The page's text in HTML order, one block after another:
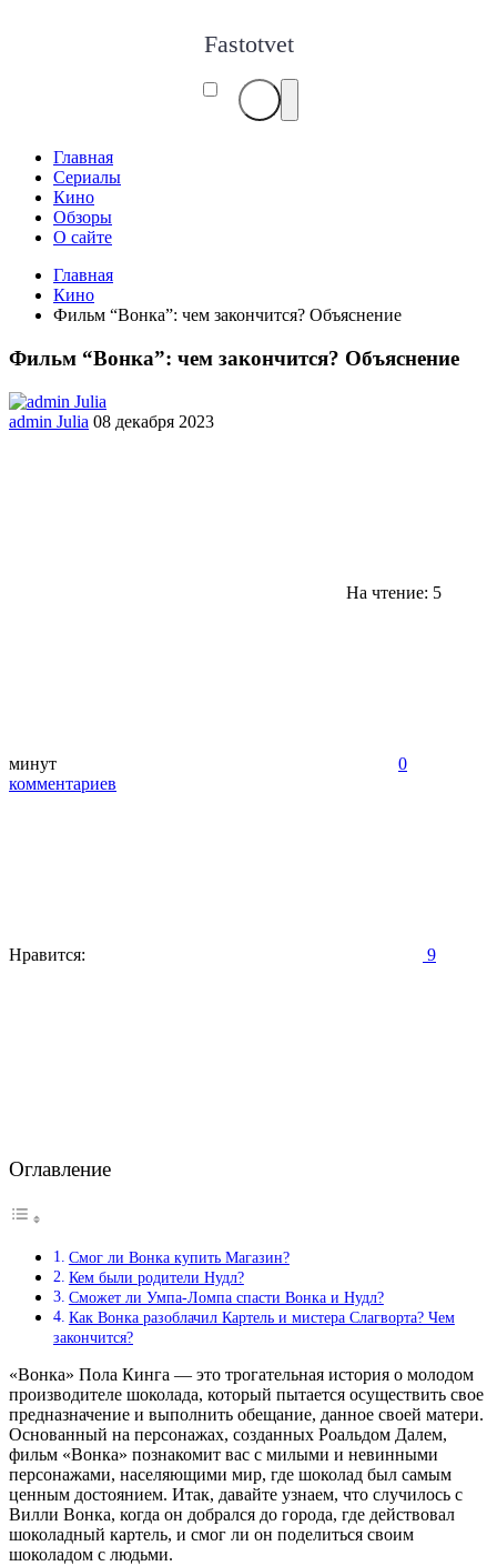
Fastotvet
Главная
Сериалы
Кино
Обзоры
О сайте
Главная
Кино
Фильм “Вонка”: чем закончится? Объяснение
Фильм “Вонка”: чем закончится? Объяснение
admin Julia 08 декабря 2023
На чтение: 5
минут
0
комментариев
Нравится: 9
Оглавление
Смог ли Вонка купить Магазин?
Кем были родители Нудл?
Сможет ли Умпа-Ломпа спасти Вонка и Нудл?
Как Вонка разоблачил Картель и мистера Слагворта? Чем
закончится?
«Вонка» Пола Кинга — это трогательная история о молодом
производителе шоколада, который пытается осуществить свое
предназначение и выполнить обещание, данное своей матери.
Основанный на персонажах, созданных Роальдом Далем,
фильм «Вонка» познакомит вас с милыми и невинными
персонажами, населяющими мир, где шоколад был самым
ценным достоянием. Итак, давайте узнаем, что случилось с
Вилли Вонка, когда он добрался до города, где действовал
шоколадный картель, и смог ли он поделиться своим
шоколадом с людьми.